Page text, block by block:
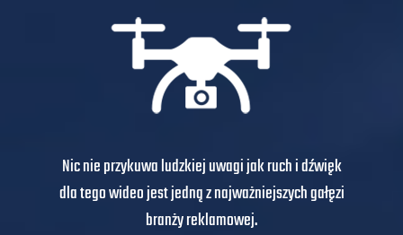
Nic nie przykuwa ludzkiej uwagi jak ruch i dźwięk
dla tego wideo jest jedną z najważniejszych gałęzi
branży reklamowej.